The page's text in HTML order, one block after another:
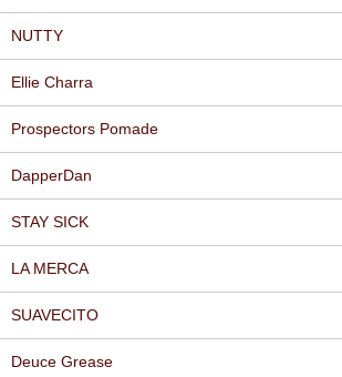
NUTTY
Ellie Charra
Prospectors Pomade
DapperDan
STAY SICK
LA MERCA
SUAVECITO
Deuce Grease